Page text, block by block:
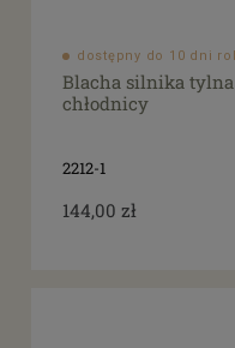
dostępny do 10 dni
Blacha silnika
chłodnicy
2212-1
144,00 zł